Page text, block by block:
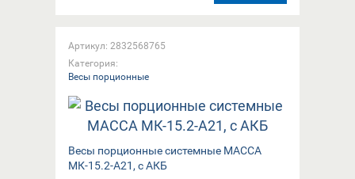
Артикул: 2832568765
Категория:
Весы порционные
Весы порционные системные МАССА
МК-15.2-А21, с АКБ